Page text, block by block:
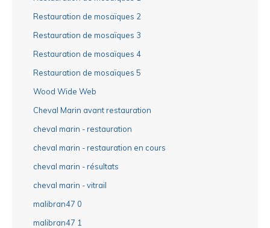
Restauration de mosaïques 2
Restauration de mosaïques 3
Restauration de mosaïques 4
Restauration de mosaïques 5
Wood Wide Web
Cheval Marin avant restauration
cheval marin - restauration
cheval marin - restauration en cours
cheval marin - résultats
cheval marin - vitrail
malibran47 0
malibran47 1